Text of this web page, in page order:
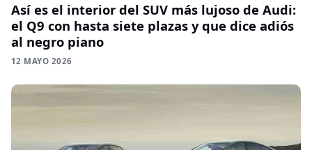
Así es el interior del SUV más lujoso de Audi:
el Q9 con hasta siete plazas y que dice adiós
al negro piano
12 MAYO 2026